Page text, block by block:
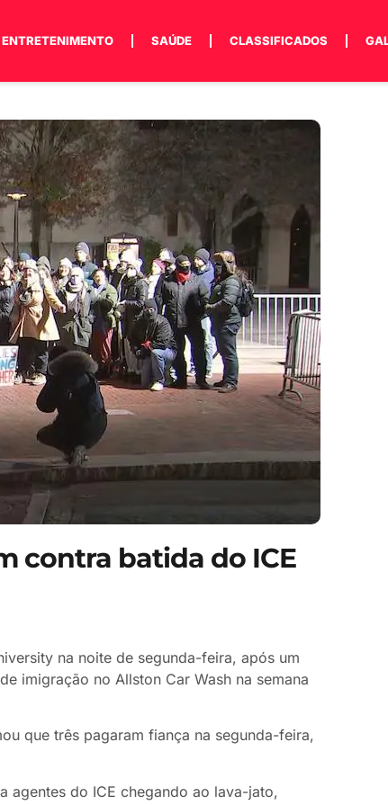
ENTRETENIMENTO SAÚDE CLASSIFICADOS
contra batida do ICE
na noite de segunda-feira, após um
imigração no Allston Car Wash na semana
que três pagaram fiança na segunda-feira,
do ICE chegando ao lava-jato,